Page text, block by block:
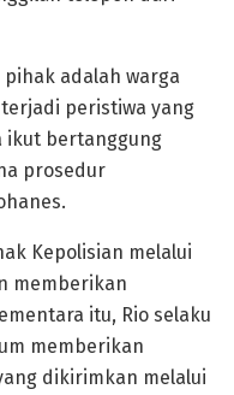
adalah warga
peristiwa yang
ikut bertanggung
prosedur
Kepolisian melalui
memberikan
itu, Rio selaku
memberikan
dikirimkan melalui